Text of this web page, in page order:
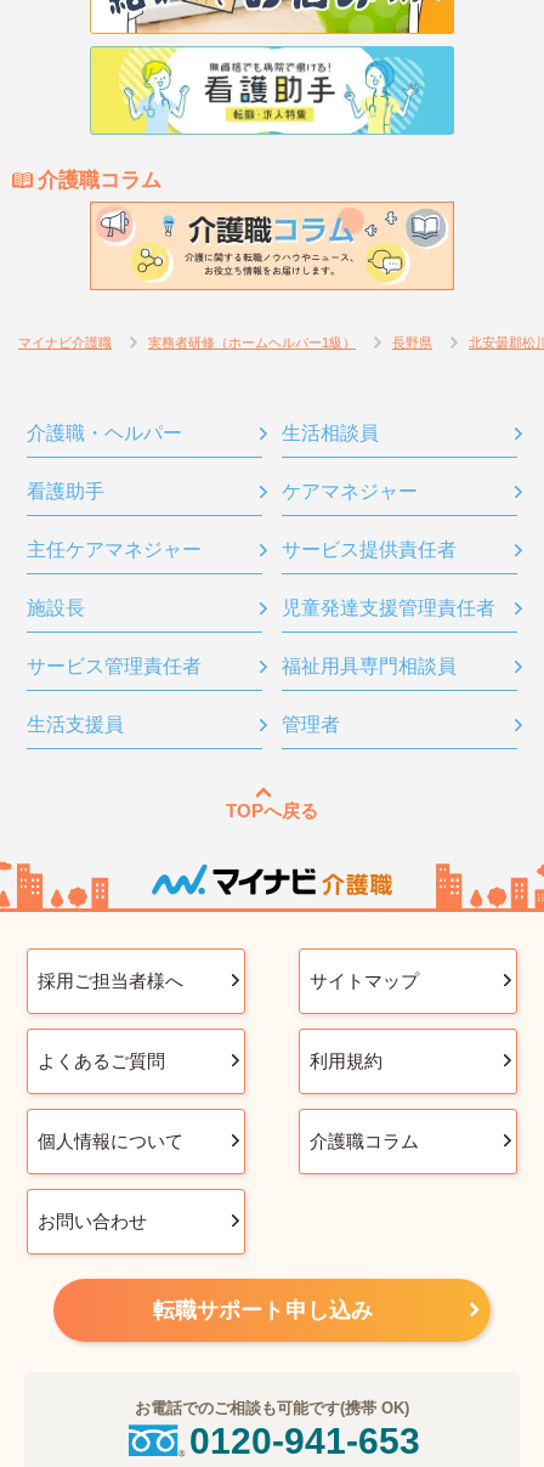
介護職コラム
マイナビ介護職 実務者研修（ホームヘルパー1級） 長野県 北安曇郡松
介護職・ヘルパー 生活相談員
看護助手 ケアマネジャー
主任ケアマネジャー サービス提供責任者
施設長 児童発達支援管理責任者
サービス管理責任者 福祉用具専門相談員
生活支援員 管理者
TOPへ戻る
採用ご担当者様へ サイトマップ
よくあるご質問 利用規約
個人情報について 介護職コラム
お問い合わせ
転職サポート申し込み
お電話でのご相談も可能です(携帯 OK)
0120-941-653